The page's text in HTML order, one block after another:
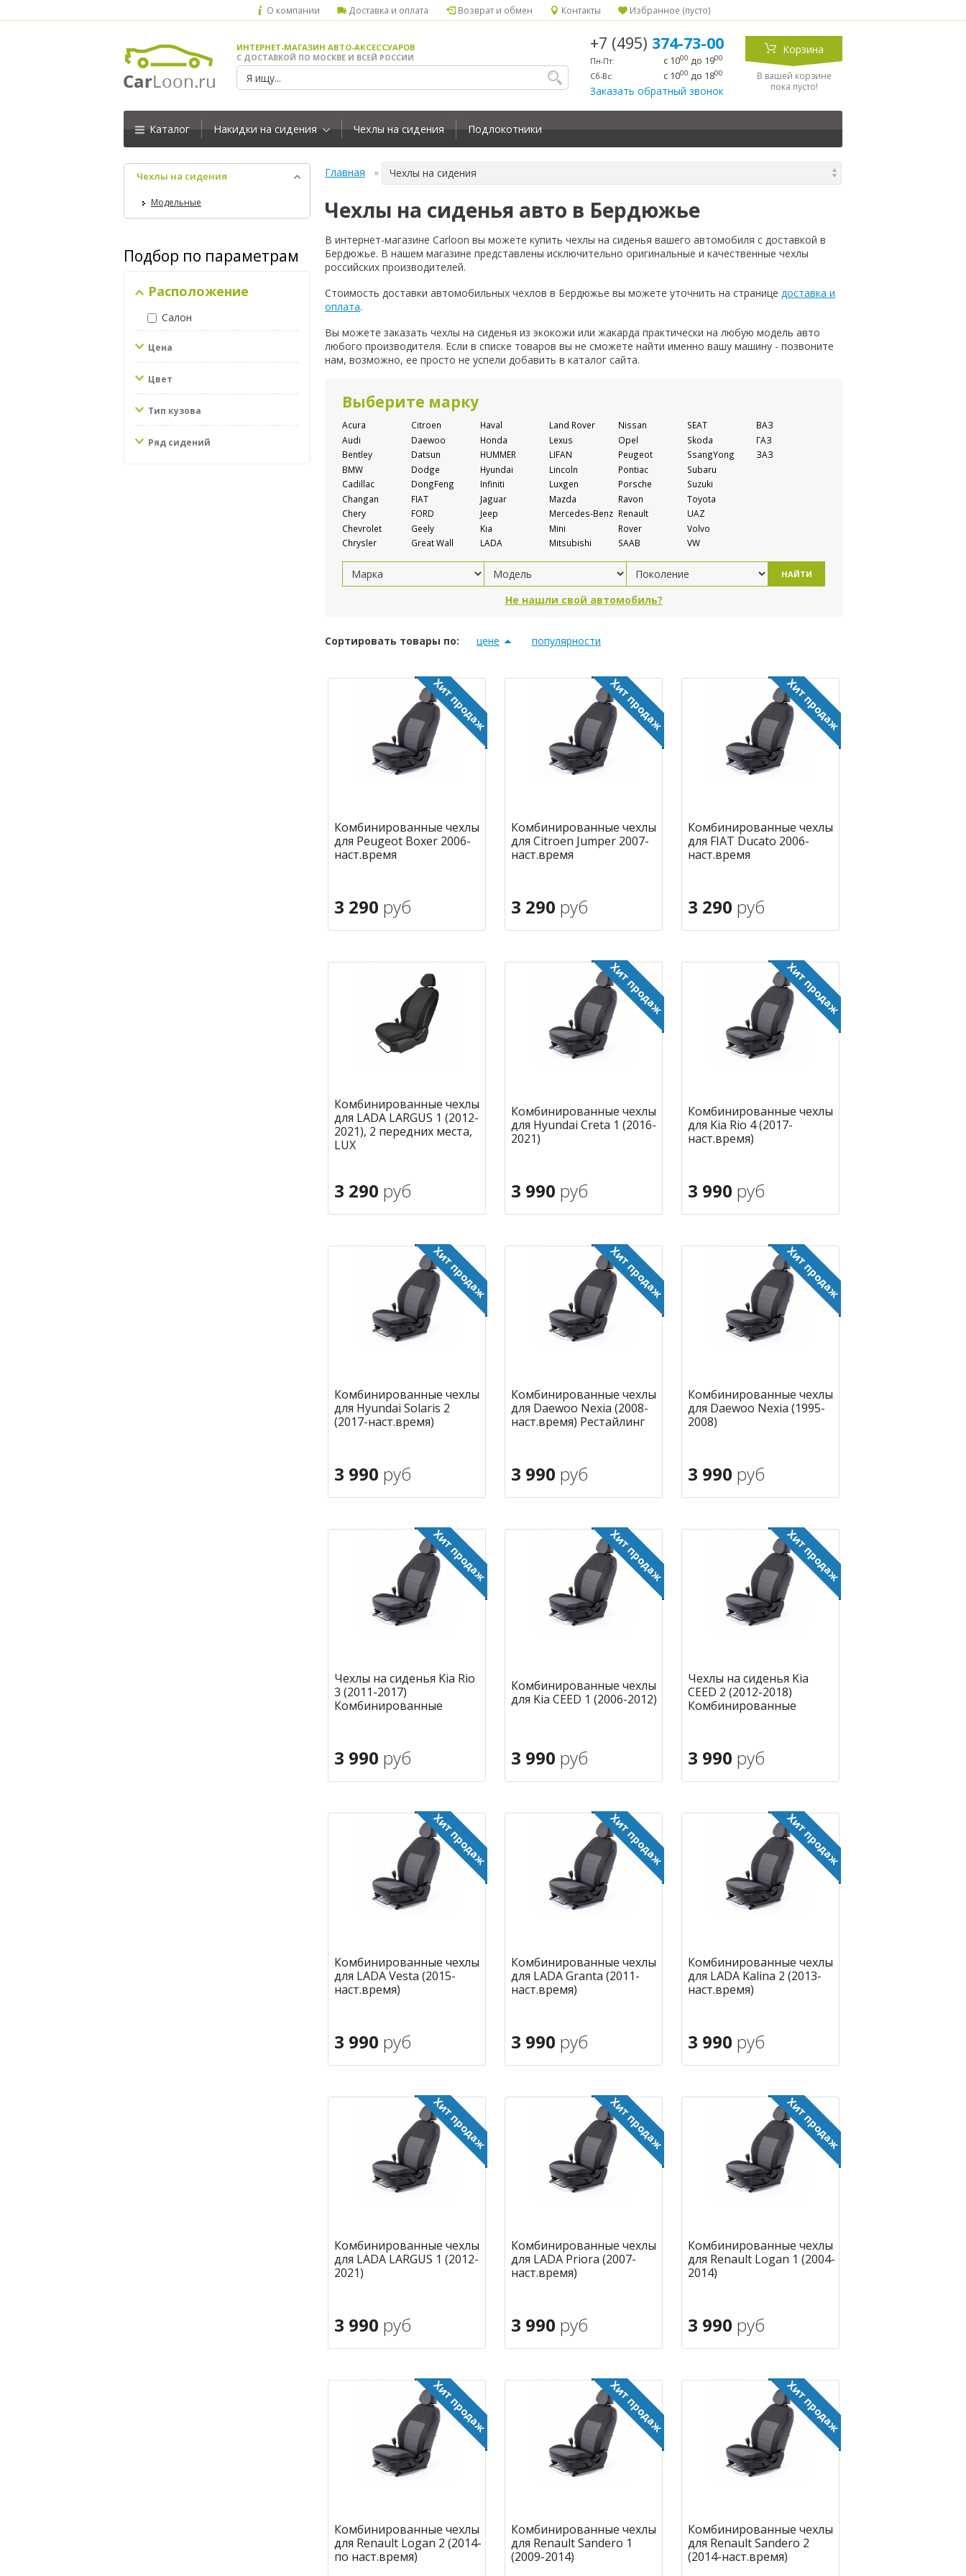
О компании Доставка и оплата Возврат и обмен Контакты Избранное (пусто)
ИНТЕРНЕТ-МАГАЗИН АВТО-АКСЕССУАРОВ
С ДОСТАВКОЙ ПО МОСКВЕ И ВСЕЙ РОССИИ
+7 (495) 374-73-00
Пн-Пт: с 1000 до 1900
Сб-Вс: с 1000 до 1800
Заказать обратный звонок
Корзина
В вашей корзине
пока пусто!
Каталог Накидки на сидения Чехлы на сидения Подлокотники
Чехлы на сидения
Модельные
Подбор по параметрам
Расположение
Салон
Цена
Цвет
Тип кузова
Ряд сидений
Главная Чехлы на сидения
Чехлы на сиденья авто в Бердюжье
В интернет-магазине Carloon вы можете купить чехлы на сиденья вашего автомобиля с доставкой в
Бердюжье. В нашем магазине представлены исключительно оригинальные и качественные чехлы
российских производителей.
Стоимость доставки автомобильных чехлов в Бердюжье вы можете уточнить на странице доставка и
оплата.
Вы можете заказать чехлы на сиденья из экокожи или жакарда практически на любую модель авто
любого производителя. Если в списке товаров вы не сможете найти именно вашу машину - позвоните
нам, возможно, ее просто не успели добавить в каталог сайта.
Выберите марку
Acura
Audi
Bentley
BMW
Cadillac
Changan
Chery
Chevrolet
Chrysler
Citroen
Daewoo
Datsun
Dodge
DongFeng
FIAT
FORD
Geely
Great Wall
Haval
Honda
HUMMER
Hyundai
Infiniti
Jaguar
Jeep
Kia
LADA
Land Rover
Lexus
LIFAN
Lincoln
Luxgen
Mazda
Mercedes-Benz
Mini
Mitsubishi
Nissan
Opel
Peugeot
Pontiac
Porsche
Ravon
Renault
Rover
SAAB
SEAT
Skoda
SsangYong
Subaru
Suzuki
Toyota
UAZ
Volvo
VW
ВАЗ
ГАЗ
ЗАЗ
НАЙТИ
Не нашли свой автомобиль?
Сортировать товары по: цене популярности
Комбинированные чехлы
для Peugeot Boxer 2006-
наст.время
3 290 руб
Комбинированные чехлы
для Citroen Jumper 2007-
наст.время
3 290 руб
Комбинированные чехлы
для FIAT Ducato 2006-
наст.время
3 290 руб
Комбинированные чехлы
для LADA LARGUS 1 (2012-
2021), 2 передних места,
LUX
3 290 руб
В корзину
Комбинированные чехлы
для Hyundai Creta 1 (2016-
2021)
3 990 руб
В корзину
Комбинированные чехлы
для Kia Rio 4 (2017-
наст.время)
3 990 руб
В корзину
Комбинированные чехлы
для Hyundai Solaris 2
(2017-наст.время)
3 990 руб
Комбинированные чехлы
для Daewoo Nexia (2008-
наст.время) Рестайлинг
3 990 руб
Комбинированные чехлы
для Daewoo Nexia (1995-
2008)
3 990 руб
Чехлы на сиденья Kia Rio
3 (2011-2017)
Комбинированные
3 990 руб
Комбинированные чехлы
для Kia CEED 1 (2006-2012)
3 990 руб
Чехлы на сиденья Kia
CEED 2 (2012-2018)
Комбинированные
3 990 руб
Комбинированные чехлы
для LADA Vesta (2015-
наст.время)
3 990 руб
В корзину
Комбинированные чехлы
для LADA Granta (2011-
наст.время)
3 990 руб
В корзину
Комбинированные чехлы
для LADA Kalina 2 (2013-
наст.время)
3 990 руб
В корзину
Комбинированные чехлы
для LADA LARGUS 1 (2012-
2021)
3 990 руб
Комбинированные чехлы
для LADA Priora (2007-
наст.время)
3 990 руб
Комбинированные чехлы
для Renault Logan 1 (2004-
2014)
3 990 руб
Комбинированные чехлы
для Renault Logan 2 (2014-
по наст.время)
Комбинированные чехлы
для Renault Sandero 1
(2009-2014)
Комбинированные чехлы
для Renault Sandero 2
(2014-наст.время)